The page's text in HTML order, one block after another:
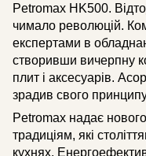
Petromax HK500.
чимало революцій.
експертами в
створивши вичерпну
плит і аксесуарів.
зрадив свого
Petromax надає
традиціям, які
кухнях.